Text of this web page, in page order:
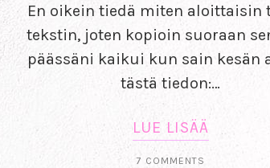
En oikein tiedä miten aloittaisin
tekstin, joten kopioin suoraan
päässäni kaikui kun sain kesän
tästä tiedon:…
LUE LISÄÄ
7 COMMENTS